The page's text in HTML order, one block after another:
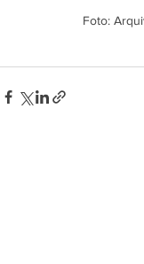
Foto: